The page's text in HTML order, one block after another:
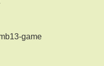
game